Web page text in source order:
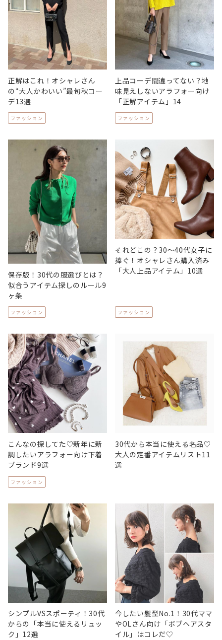
正解はこれ！オシャレさん
の“大人かわいい”最旬秋コー
デ13選
ファッション
上品コーデ間違ってない？地
味見えしないアラフォー向け
「正解アイテム」14
ファッション
保存版！30代の服選びとは？
似合うアイテム探しのルール9
ヶ条
ファッション
それどこの？30～40代女子に
捧ぐ！オシャレさん購入済み
「大人上品アイテム」10選
ファッション
こんなの探してた♡新年に新
調したいアラフォー向け下着
ブランド9選
ファッション
30代から本当に使える名品♡
大人の定番アイテムリスト11
選
シンプルVSスポーティ！30代
からの「本当に使えるリュッ
ク」12選
今したい髪型No.1！30代ママ
やOLさん向け「ボブヘアスタ
イル」はコレだ♡